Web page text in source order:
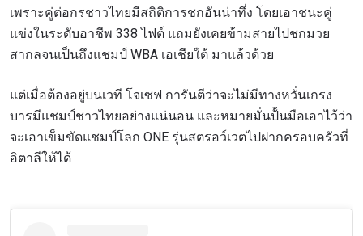
เพราะคู่ต่อกรชาวไทยมีสถิติการชกอันน่าทึ่ง โดยเอาชนะคู่
แข่งในระดับอาชีพ 338 ไฟต์ แถมยังเคยข้ามสายไปชกมวย
สากลจนเป็นถึงแชมป์ WBA เอเชียใต้ มาแล้วด้วย
แต่เมื่อต้องอยู่บนเวที โจเซฟ การันตีว่าจะไม่มีทางหวั่นเกรง
บารมีแชมป์ชาวไทยอย่างแน่นอน และหมายมั่นป้้นมือเอาไว้ว่า
จะเอาเข็มขัดแชมป์โลก ONE รุ่นสตรอว์เวตไปฝากครอบครัวที่
อิตาลีให้ได้